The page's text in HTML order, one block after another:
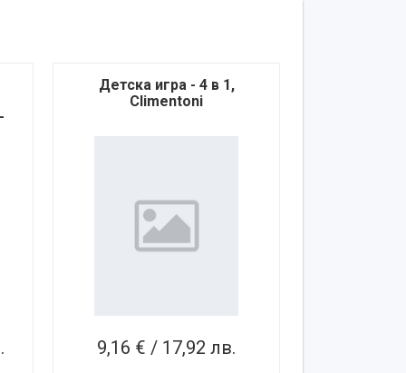
Детска игра - 4 в 1,
Climentoni
9,16 € / 17,92 лв.